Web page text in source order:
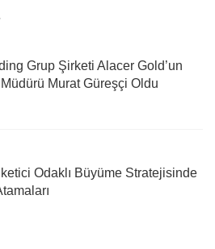
Grup Şirketi Alacer Gold’un
Murat Güreşçi Oldu
Odaklı Büyüme Stratejisinde